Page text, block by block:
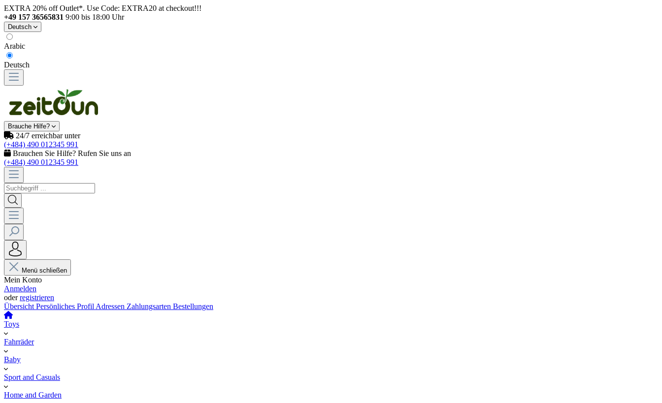
EXTRA 20% off Outlet*. Use Code: EXTRA20 at checkout!!!
+49 157 36565831 9:00 bis 18:00 Uhr
Deutsch
Arabic
Deutsch
Brauche Hilfe?
24/7 erreichbar unter
(+484) 490 012345 991
Brauchen Sie Hilfe? Rufen Sie uns an
(+484) 490 012345 991
Menü schließen
Mein Konto
Anmelden
oderregistrieren
Übersicht Persönliches Profil Adressen Zahlungsarten Bestellungen
Toys
Fahrräder
Baby
Sport and Casuals
Home and Garden